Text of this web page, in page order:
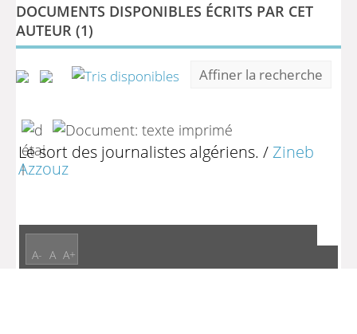
DOCUMENTS DISPONIBLES ÉCRITS PAR CET
AUTEUR (1)
Affiner la recherche
Le sort des journalistes algériens. /Zineb
Azzouz
A- A A+